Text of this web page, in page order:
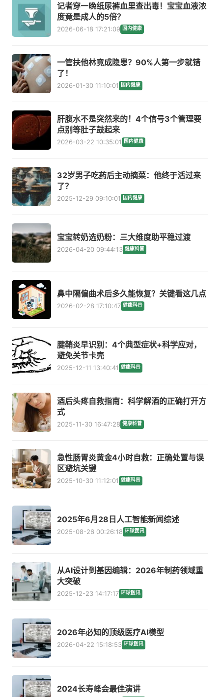
记者穿一晚纸尿裤血里查出毒！宝宝血液浓
度竟是成人的5倍？
2026-06-18 17:21:09 国内健康
一管扶他林竟成隐患？90%人第一步就错
了！
2026-01-30 11:10:01 国内健康
肝腹水不是突然来的！4个信号3个管理要
点别等肚子鼓起来
2026-03-22 10:35:01 国内健康
32岁男子吃药后主动摘菜：他终于活过来
了？
2025-12-29 09:10:01 国内健康
宝宝转奶选奶粉：三大维度助平稳过渡
2026-04-20 09:44:13 健康科普
鼻中隔偏曲术后多久能恢复？关键看这几点
2026-02-28 17:10:47 健康科普
腱鞘炎早识别：4个典型症状+科学应对，
避免关节卡壳
2025-12-11 13:40:41 健康科普
酒后头疼自救指南：科学解酒的正确打开方
式
2025-11-30 16:47:28 健康科普
急性肠胃炎黄金4小时自救：正确处置与误
区避坑关键
2025-10-30 11:12:01 健康科普
2025年6月28日人工智能新闻综述
2025-08-26 00:26:18 环球医讯
从AI设计到基因编辑：2026年制药领域重
大突破
2025-12-23 14:17:17 环球医讯
2026年必知的顶级医疗AI模型
2026-04-22 15:18:53 环球医讯
2024长寿峰会最佳演讲